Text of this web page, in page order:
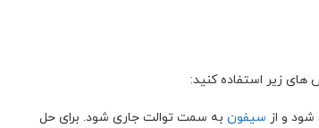
های زیر استفاده کنید:
و از سیفون به سمت توالت جاری شود. برای حل